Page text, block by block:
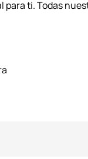
ti. Todas